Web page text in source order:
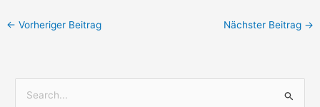
← Vorheriger Beitrag Nächster Beitrag →